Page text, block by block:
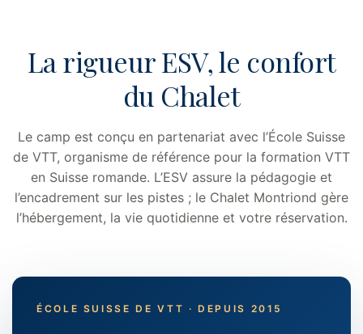
La rigueur ESV, le confort
du Chalet
Le camp est conçu en partenariat avec l’École Suisse
de VTT, organisme de référence pour la formation VTT
en Suisse romande. L’ESV assure la pédagogie et
l’encadrement sur les pistes ; le Chalet Montriond gère
l’hébergement, la vie quotidienne et votre réservation.
ÉCOLE SUISSE DE VTT · DEPUIS 2015